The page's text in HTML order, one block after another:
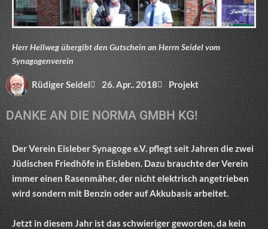
Herr Hellweg übergibt den Gutschein an Herrn Seidel vom
Synagogenverein
Rüdiger Seidel 26. Apr.. 2018 Projekt
DANKE AN DIE NORMA GMBH KG!
Der Verein Eisleber Synagoge e.V. pflegt seit Jahren die zwei
Jüdischen Friedhöfe in Eisleben. Dazu brauchte der Verein
immer einen Rasenmäher, der nicht elektrisch angetrieben
wird sondern mit Benzin oder auf Akkubasis arbeitet.
Jetzt in diesem Jahr ist das schwieriger geworden, da kein